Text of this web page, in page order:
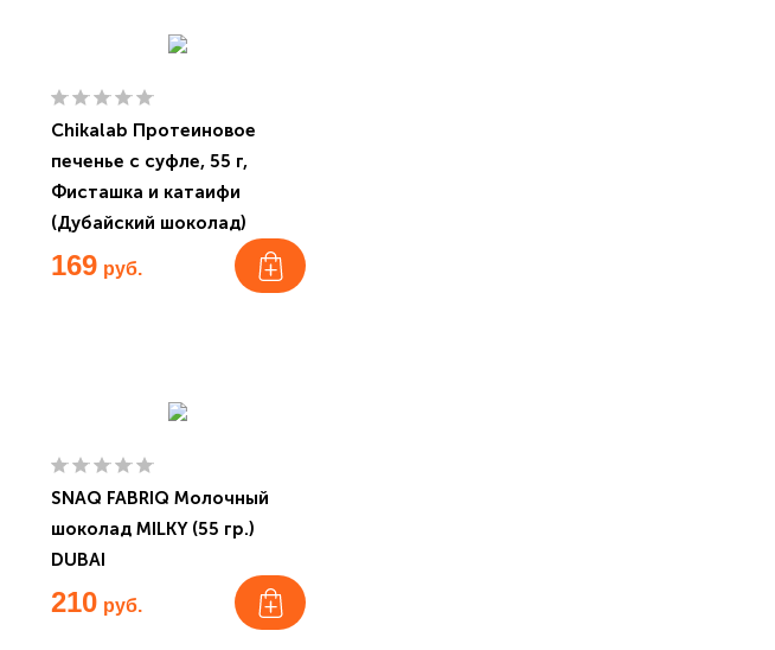
Chikalab Протеиновое
печенье с суфле, 55 г,
Фисташка и катаифи
(Дубайский шоколад)
169 руб.
SNAQ FABRIQ Молочный
шоколад MILKY (55 гр.)
DUBAI
210 руб.